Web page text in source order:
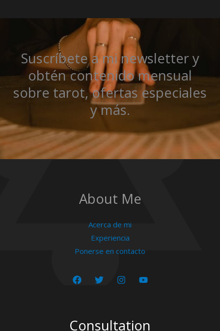
Suscríbete a mi newsletter y
obtén contenido mensual
sobre tarot, ofertas especiales
y más.
About Me
Acerca de mi
Experiencia
Ponerse en contacto
Consultation